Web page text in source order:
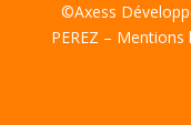
©Axess
PEREZ – Mentions